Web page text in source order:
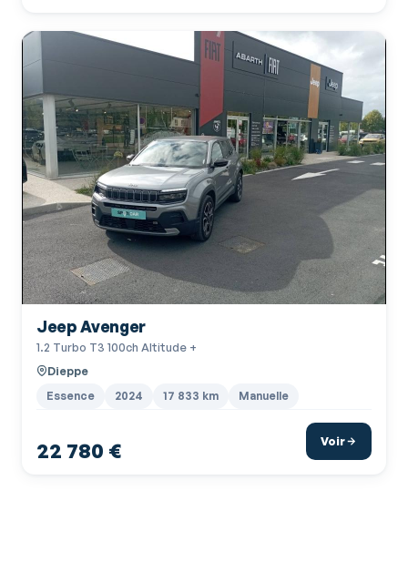
Jeep Avenger
1.2 Turbo T3 100ch Altitude +
Dieppe
Essence 2024 17 833 km Manuelle
22 780 € Voir